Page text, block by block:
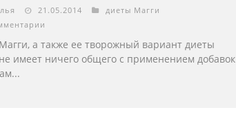
21.05.2014
диеты Магги
а также ее творожный вариант диеты
имеет ничего общего с применением добавок